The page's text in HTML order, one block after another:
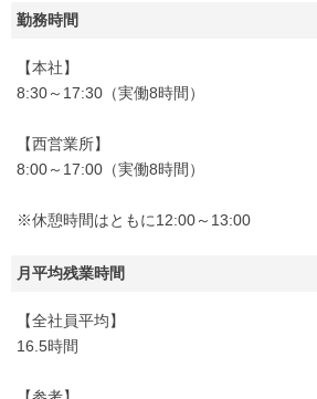
勤務時間
【本社】
8:30～17:30（実働8時間）
【西営業所】
8:00～17:00（実働8時間）
※休憩時間はともに12:00～13:00
月平均残業時間
【全社員平均】
16.5時間